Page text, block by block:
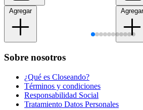
Agregar
Sobre nosotros
¿Qué es Closeando?
Términos y condiciones
Responsabilidad Social
Tratamiento Datos Personales